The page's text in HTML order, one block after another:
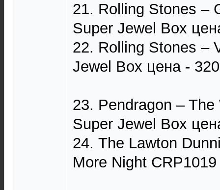
21. Rolling Stones –
Super Jewel Box
22. Rolling Stones –
Jewel Box цена -
23. Pendragon –
Super Jewel Box
24. The Lawton
More Night